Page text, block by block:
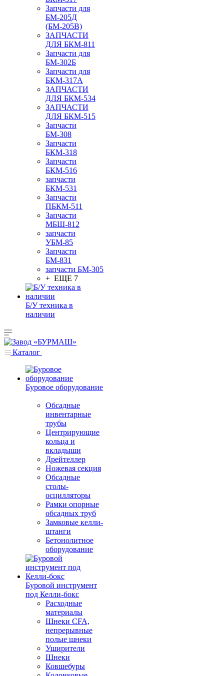
Запчасти для
БМ-205Д
(БМ-205В)
ЗАПЧАСТИ
ДЛЯ БКМ-811
Запчасти для
БМ-302Б
Запчасти для
БКМ-317А
ЗАПЧАСТИ
ДЛЯ БКМ-534
ЗАПЧАСТИ
ДЛЯ БКМ-515
Запчасти
БМ-308
Запчасти
БКМ-318
Запчасти
БКМ-516
запчасти
БКМ-531
Запчасти
ПБКМ-511
Запчасти
МБШ-812
запчасти
УБМ-85
Запчасти
БМ-831
запчасти БМ-305
+ ЕЩЕ 7
Б/У техника в
наличии
Каталог
Буровое оборудование
Обсадные
инвентарные
трубы
Центрирующие
кольца и
вкладыши
Дрейтеллер
Ножевая секция
Обсадные
столы-
осцилляторы
Рамки опорные
обсадных труб
Замковые келли-
штанги
Бетонолитное
оборудование
Буровой инструмент
под Келли-бокс
Расходные
материалы
Шнеки CFA,
непрерывные
полые шнеки
Уширители
Шнеки
Ковшебуры